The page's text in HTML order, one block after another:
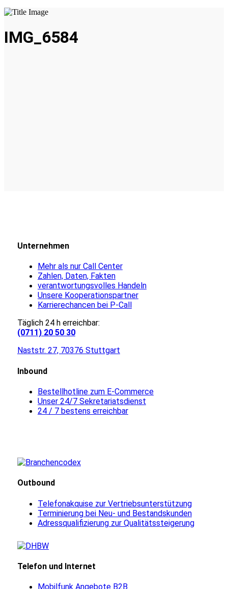
IMG_6584
Unternehmen
Mehr als nur Call Center
Zahlen, Daten, Fakten
verantwortungsvolles Handeln
Unsere Kooperationspartner
Karrierechancen bei P-Call
Täglich 24 h erreichbar:
(0711) 20 50 30
Naststr. 27, 70376 Stuttgart
Inbound
Bestellhotline zum E-Commerce
Unser 24/7 Sekretariatsdienst
24 / 7 bestens erreichbar
Outbound
Telefonakquise zur Vertriebsunterstützung
Terminierung bei Neu- und Bestandskunden
Adressqualifizierung zur Qualitätssteigerung
Telefon und Internet
Mobilfunk Angebote B2B